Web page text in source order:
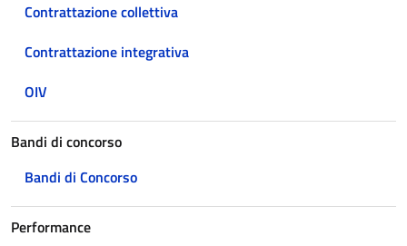
Contrattazione collettiva
Contrattazione integrativa
OIV
Bandi di concorso
Bandi di Concorso
Performance